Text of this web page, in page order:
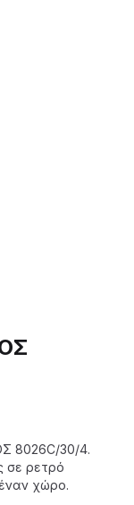
8026C/30/4.
σε ρετρό
χώρο.